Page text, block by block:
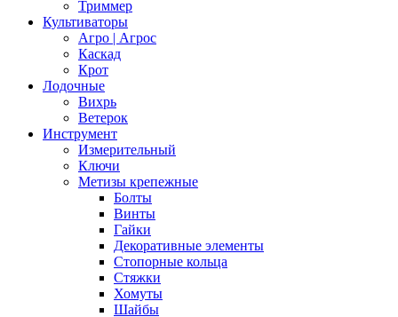
Триммер
Культиваторы
Агро | Агрос
Каскад
Крот
Лодочные
Вихрь
Ветерок
Инструмент
Измерительный
Ключи
Метизы крепежные
Болты
Винты
Гайки
Декоративные элементы
Стопорные кольца
Стяжки
Хомуты
Шайбы